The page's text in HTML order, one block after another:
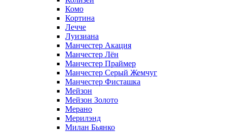
Комо
Кортина
Лечче
Луизиана
Манчестер Акация
Манчестер Лён
Манчестер Праймер
Манчестер Серый Жемчуг
Манчестер Фисташка
Мейзон
Мейзон Золото
Мерано
Мерилэнд
Милан Бьянко